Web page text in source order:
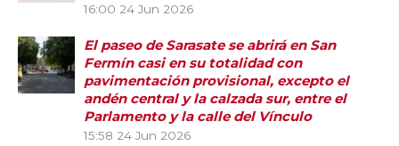
16:00 24 Jun 2026
El paseo de Sarasate se abrirá en San
Fermín casi en su totalidad con
pavimentación provisional, excepto el
andén central y la calzada sur, entre el
Parlamento y la calle del Vínculo
15:58 24 Jun 2026